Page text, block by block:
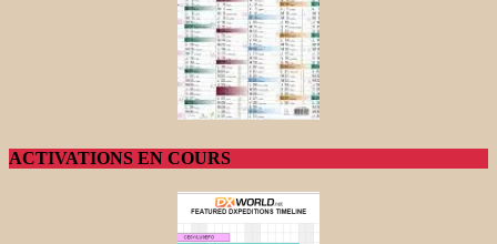
ACTIVATIONS EN COURS